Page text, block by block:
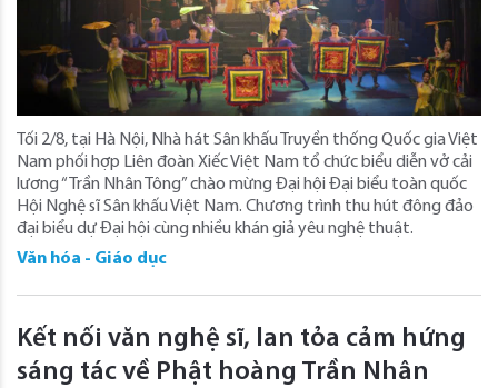
Tối 2/8, tại Hà Nội, Nhà hát Sân khấu Truyền thống Quốc gia Việt
Nam phối hợp Liên đoàn Xiếc Việt Nam tổ chức biểu diễn vở cải
lương “Trần Nhân Tông” chào mừng Đại hội Đại biểu toàn quốc
Hội Nghệ sĩ Sân khấu Việt Nam. Chương trình thu hút đông đảo
đại biểu dự Đại hội cùng nhiều khán giả yêu nghệ thuật.
Văn hóa - Giáo dục
Kết nối văn nghệ sĩ, lan tỏa cảm hứng
sáng tác về Phật hoàng Trần Nhân